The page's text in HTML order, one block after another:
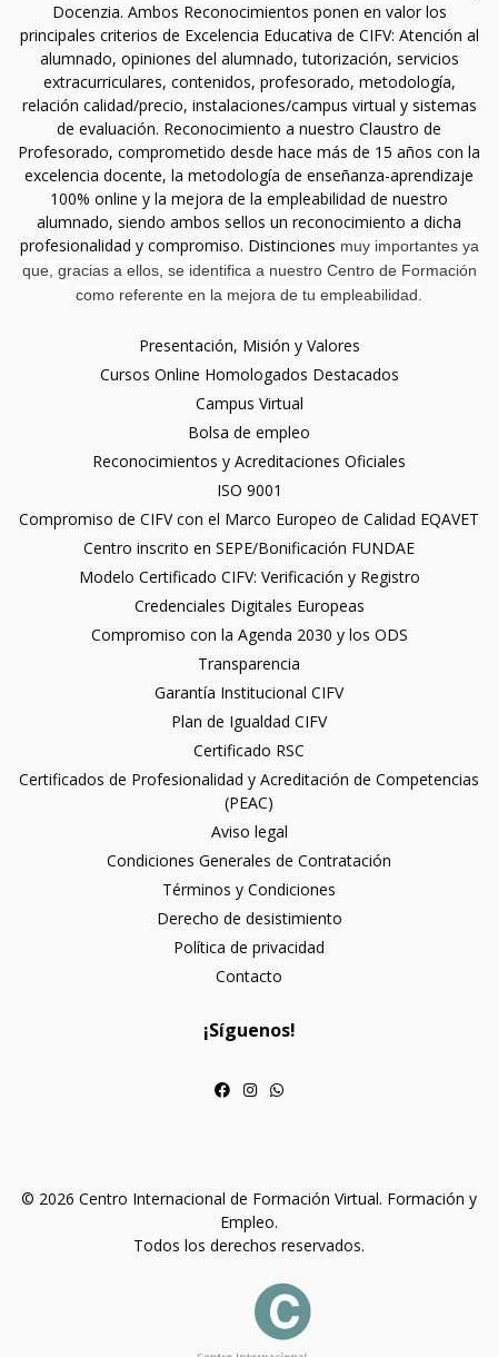
Docenzia. Ambos Reconocimientos ponen en valor los
principales criterios de Excelencia Educativa de CIFV: Atención al
alumnado, opiniones del alumnado, tutorización, servicios
extracurriculares, contenidos, profesorado, metodología,
relación calidad/precio, instalaciones/campus virtual y sistemas
de evaluación. Reconocimiento a nuestro Claustro de
Profesorado, comprometido desde hace más de 15 años con la
excelencia docente, la metodología de enseñanza-aprendizaje
100% online y la mejora de la empleabilidad de nuestro
alumnado, siendo ambos sellos un reconocimiento a dicha
profesionalidad y compromiso. Distinciones muy importantes ya
que, gracias a ellos, se identifica a nuestro Centro de Formación
como referente en la mejora de tu empleabilidad.
Presentación, Misión y Valores
Cursos Online Homologados Destacados
Campus Virtual
Bolsa de empleo
Reconocimientos y Acreditaciones Oficiales
ISO 9001
Compromiso de CIFV con el Marco Europeo de Calidad EQAVET
Centro inscrito en SEPE/Bonificación FUNDAE
Modelo Certificado CIFV: Verificación y Registro
Credenciales Digitales Europeas
Compromiso con la Agenda 2030 y los ODS
Transparencia
Garantía Institucional CIFV
Plan de Igualdad CIFV
Certificado RSC
Certificados de Profesionalidad y Acreditación de Competencias
(PEAC)
Aviso legal
Condiciones Generales de Contratación
Términos y Condiciones
Derecho de desistimiento
Política de privacidad
Contacto
¡Síguenos!
© 2026 Centro Internacional de Formación Virtual. Formación y
Empleo.
Todos los derechos reservados.